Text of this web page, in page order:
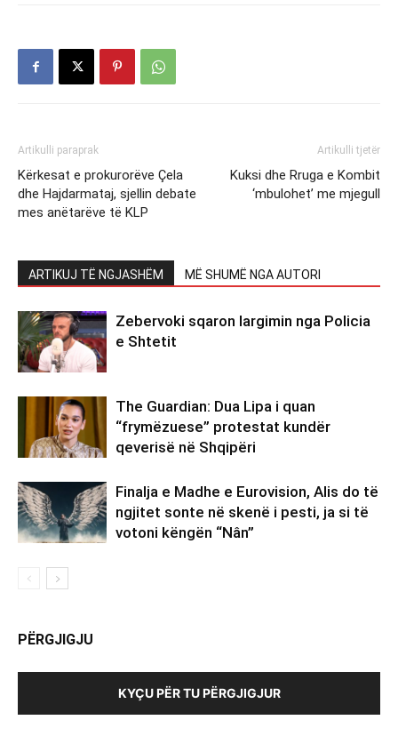
Artikulli paraprak
Kërkesat e prokurorëve Çela
dhe Hajdarmataj, sjellin debate
mes anëtarëve të KLP
Artikulli tjetër
Kuksi dhe Rruga e Kombit
‘mbulohet’ me mjegull
ARTIKUJ TË NGJASHËM MË SHUMË NGA AUTORI
Zebervoki sqaron largimin nga Policia
e Shtetit
The Guardian: Dua Lipa i quan
“frymëzuese” protestat kundër
qeverisë në Shqipëri
Finalja e Madhe e Eurovision, Alis do të
ngjitet sonte në skenë i pesti, ja si të
votoni këngën “Nân”
PËRGJIGJU
KYÇU PËR TU PËRGJIGJUR